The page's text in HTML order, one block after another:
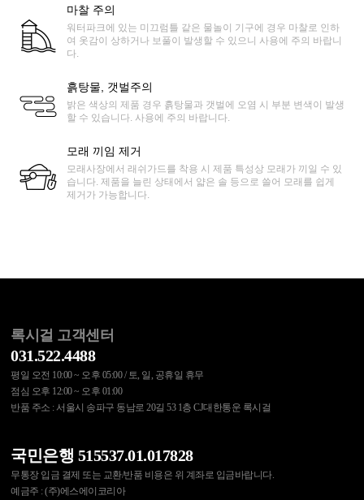
마찰 주의
워터파크에 있는 미끄럼틀 같은 물놀이 기구에 경우 마찰로 인하
여 옷감이 상하거나 보풀이 발생할 수 있으니 사용에 주의 바랍니
다.
흙탕물, 갯벌주의
밝은 색상의 제품 경우 흙탕물과 갯벌에 오염 시 부분 변색이 발생
할 수 있습니다. 사용에 주의 바랍니다.
모래 끼임 제거
모래사장에서 래쉬가드를 착용 시 제품 특성상 모래가 끼일 수 있
습니다. 제품을 늘린 상태에서 얇은 솔 등으로 쓸어 모래를 쉽게
제거가 가능합니다.
록시걸 고객센터
031.522.4488
평일 오전 10:00 ~ 오후 05:00 / 토, 일, 공휴일 휴무
점심 오후 12:00 ~ 오후 01:00
반품 주소 : 서울시 송파구 동남로 20길 53 1층 CJ대한통운 록시걸
국민은행 515537.01.017828
무통장 입금 결제 또는 교환/반품 비용은 위 계좌로 입금바랍니다.
예금주 : (주)에스에이코리아